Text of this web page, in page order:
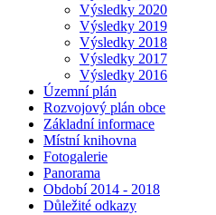
Výsledky 2020
Výsledky 2019
Výsledky 2018
Výsledky 2017
Výsledky 2016
Územní plán
Rozvojový plán obce
Základní informace
Místní knihovna
Fotogalerie
Panorama
Období 2014 - 2018
Důležité odkazy